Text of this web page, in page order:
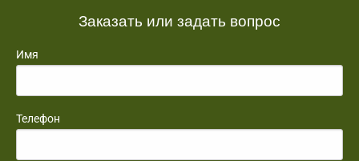
Заказать или задать вопрос
Имя
Телефон